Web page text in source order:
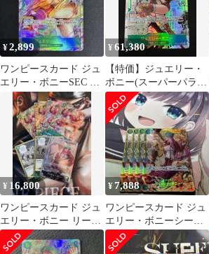
¥2,899
ワンピースカード ジュ
エリー・ボニーSEC パ
ラレル OP12-118 師弟
の絆
¥61,380
【特価】ジュエリー・
ボニー(スーパーパラレ
ル/SEC★){緑}〈OP12-
118〉[師弟の絆] コミパ
ラ
¥ 16,800
ワンピースカード ジュ
エリー・ボニー リーダ
ーパラレル
¥7,888
ワンピースカード ジュ
エリー・ボニーシーク
レット OP12-118 4枚